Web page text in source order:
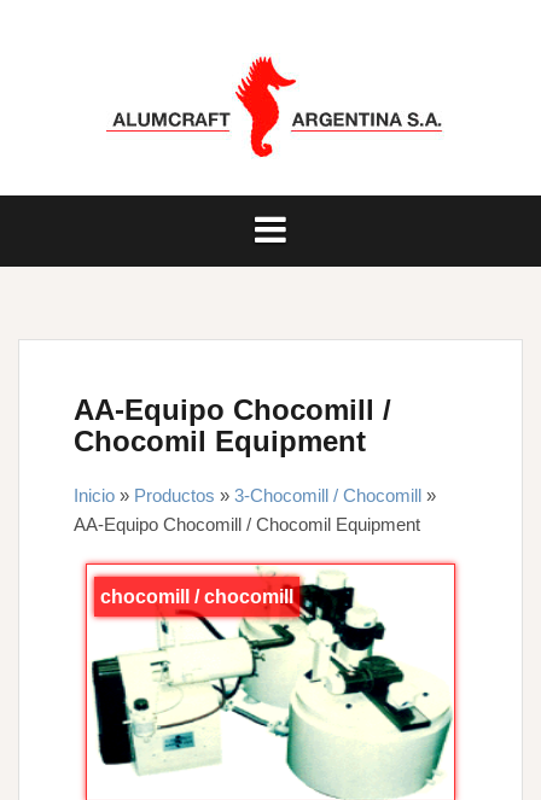
AA-Equipo Chocomill /
Chocomil Equipment
Inicio » Productos » 3-Chocomill / Chocomill »
AA-Equipo Chocomill / Chocomil Equipment
chocomill / chocomill